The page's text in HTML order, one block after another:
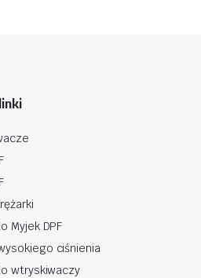
Myjek DPF
ciśnienia
wtryskiwaczy